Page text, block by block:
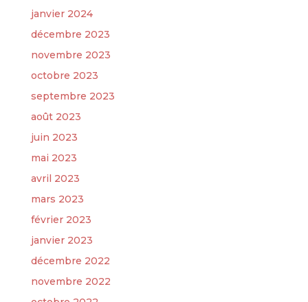
janvier 2024
décembre 2023
novembre 2023
octobre 2023
septembre 2023
août 2023
juin 2023
mai 2023
avril 2023
mars 2023
février 2023
janvier 2023
décembre 2022
novembre 2022